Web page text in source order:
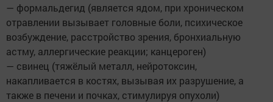
— формальдегид (является ядом, при хроническом
отравлении вызывает головные боли, психическое
возбуждение, расстройство зрения, бронхиальную
астму, аллергические реакции; канцероген)
— свинец (тяжёлый металл, нейротоксин,
накапливается в костях, вызывая их разрушение, а
также в печени и почках, стимулируя опухоли)